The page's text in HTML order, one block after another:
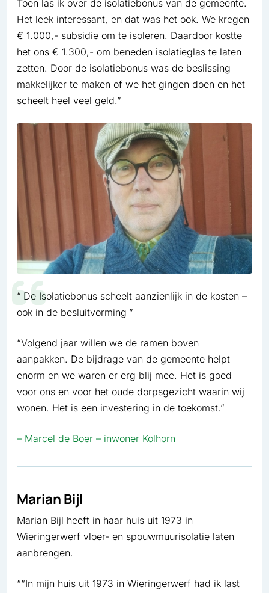
Toen las ik over de isolatiebonus van de gemeente.
Het leek interessant, en dat was het ook. We kregen
€ 1.000,- subsidie om te isoleren. Daardoor kostte
het ons € 1.300,- om beneden isolatieglas te laten
zetten. Door de isolatiebonus was de beslissing
makkelijker te maken of we het gingen doen en het
scheelt heel veel geld.”
De Isolatiebonus scheelt aanzienlijk in de kosten –
ook in de besluitvorming
“Volgend jaar willen we de ramen boven
aanpakken. De bijdrage van de gemeente helpt
enorm en we waren er erg blij mee. Het is goed
voor ons en voor het oude dorpsgezicht waarin wij
wonen. Het is een investering in de toekomst.”
– Marcel de Boer – inwoner Kolhorn
Marian Bijl
Marian Bijl heeft in haar huis uit 1973 in
Wieringerwerf vloer- en spouwmuurisolatie laten
aanbrengen.
““In mijn huis uit 1973 in Wieringerwerf had ik last